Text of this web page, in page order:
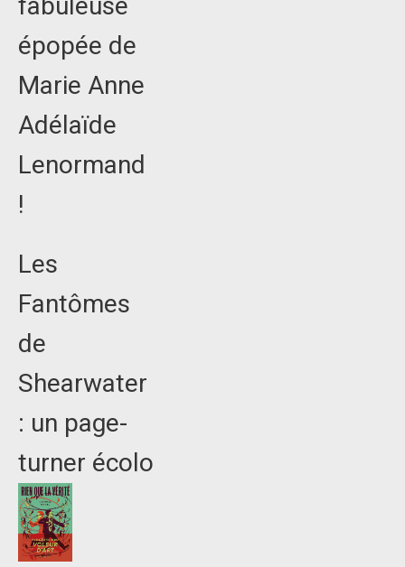
épopée de
Marie Anne
Adélaïde
Lenormand
!
Les
Fantômes
de
Shearwater
: un page-
turner écolo